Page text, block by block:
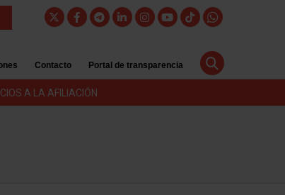
Contacto Portal de transparencia
A LA AFILIACIÓN